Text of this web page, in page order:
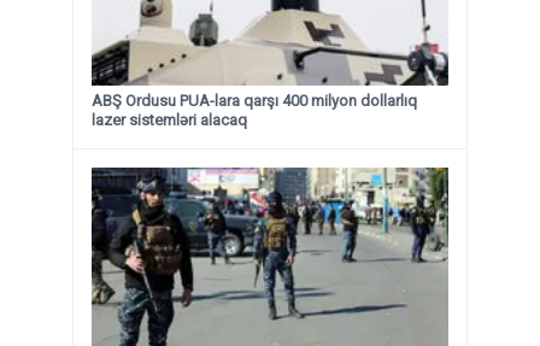
ABŞ Ordusu PUA-lara qarşı 400 milyon dollarlıq
lazer sistemləri alacaq